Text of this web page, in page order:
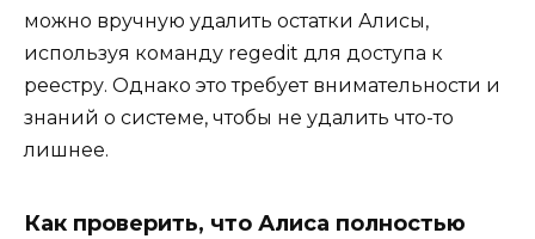
можно вручную удалить остатки Алисы,
используя команду regedit для доступа к
реестру. Однако это требует внимательности и
знаний о системе, чтобы не удалить что-то
лишнее.
Как проверить, что Алиса полностью